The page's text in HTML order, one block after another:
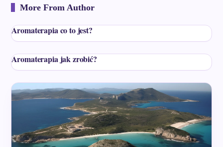
More From Author
Aromaterapia co to jest?
Aromaterapia jak zrobić?